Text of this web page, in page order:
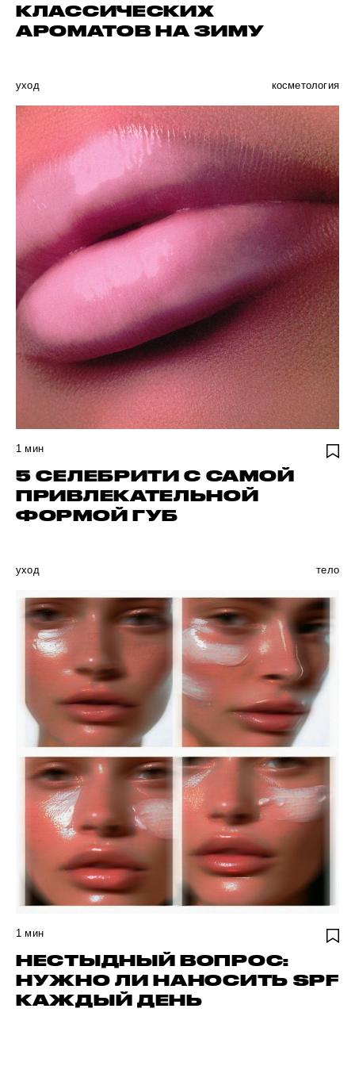
КЛАССИЧЕСКИХ
АРОМАТОВ НА ЗИМУ
уход косметология
1 мин
5 СЕЛЕБРИТИ С САМОЙ
ПРИВЛЕКАТЕЛЬНОЙ
ФОРМОЙ ГУБ
уход тело
1 мин
НЕСТЫДНЫЙ ВОПРОС:
НУЖНО ЛИ НАНОСИТЬ SPF
КАЖДЫЙ ДЕНЬ